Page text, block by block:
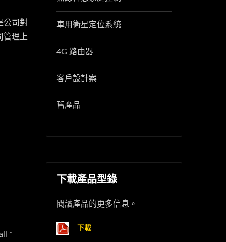
公司對
管理上
車用衛星定位系統
4G 路由器
客戶設計案
舊產品
下載產品型錄
閱讀產品的更多信息。
下載